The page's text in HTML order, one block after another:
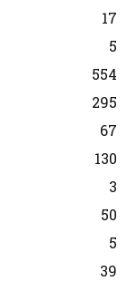
17
5
554
295
67
130
3
50
5
39